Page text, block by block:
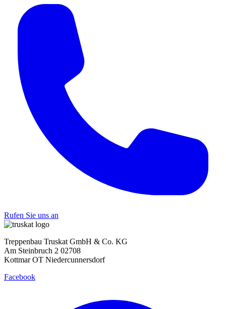
Rufen Sie uns an
Treppenbau Truskat GmbH & Co. KG
Am Steinbruch 2 02708
Kottmar OT Niedercunnersdorf
Facebook